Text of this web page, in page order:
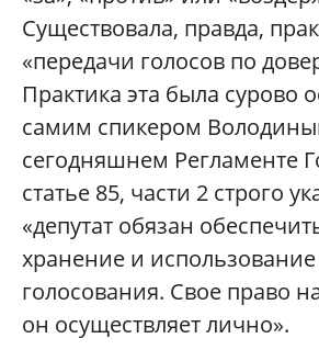
Существовала, правда,
«передачи голосов по
Практика эта была сурово
самим спикером
сегодняшнем Регламенте
статье 85, части 2 строго
«депутат обязан
хранение и использование
голосования. Свое право
он осуществляет лично».